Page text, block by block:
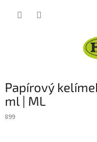
Papírový
ml | ML
899